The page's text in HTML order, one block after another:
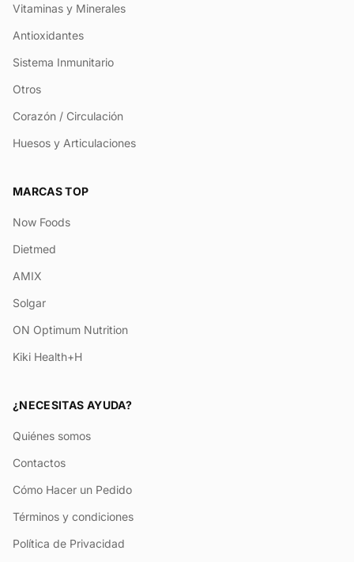
Vitaminas y Minerales
Antioxidantes
Sistema Inmunitario
Otros
Corazón / Circulación
Huesos y Articulaciones
MARCAS TOP
Now Foods
Dietmed
AMIX
Solgar
ON Optimum Nutrition
Kiki Health+H
¿NECESITAS AYUDA?
Quiénes somos
Contactos
Cómo Hacer un Pedido
Términos y condiciones
Política de Privacidad